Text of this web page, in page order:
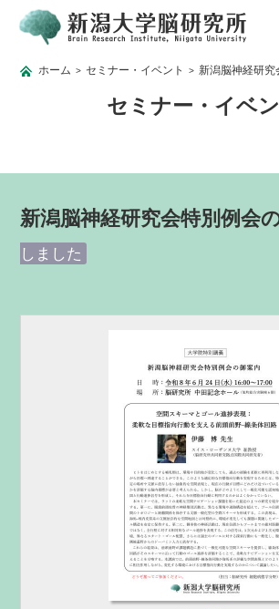
ホーム > セミナー・イベント > 新潟脳神経研究
セミナー・イベ
新潟脳神経研究会特別例会
しました